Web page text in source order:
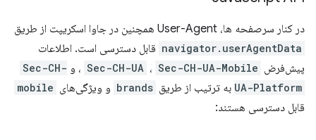
در کنار سرصفحه ها، User-Agent همچنین در جاوا اسکریپت از طریق
navigator.userAgentData قابل دسترسی است. اطلاعات
پیش‌فرض
Sec-CH-UA ، Sec-CH-UA-Mobile ، و Sec-CH-
UA-Platform به ترتیب از طریق brands و ویژگی‌های mobile
قابل دسترسی هستند: